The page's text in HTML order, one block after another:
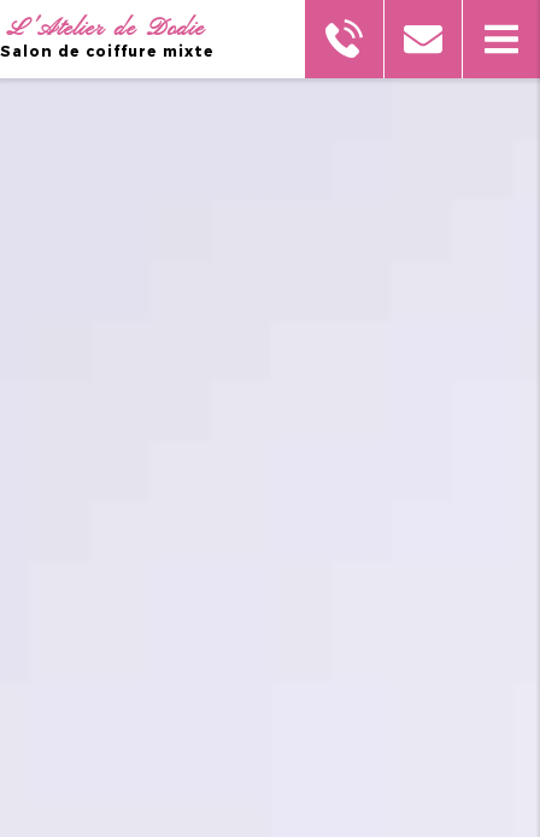
L'Atelier de Dodie
Salon de coiffure mixte